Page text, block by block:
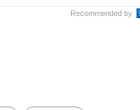
Recommended by